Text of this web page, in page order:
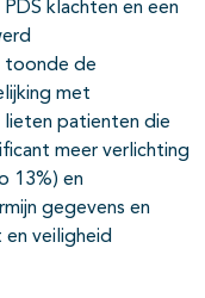
klachten en een
toonde de
met
patienten die
meer verlichting
13%) en
gegevens en
veiligheid